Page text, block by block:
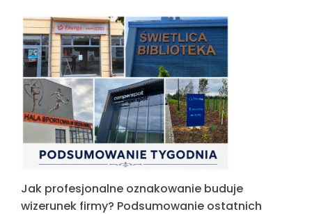
Jak profesjonalne oznakowanie buduje
wizerunek firmy? Podsumowanie ostatnich